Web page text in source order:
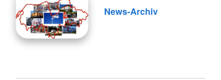
News-Archiv